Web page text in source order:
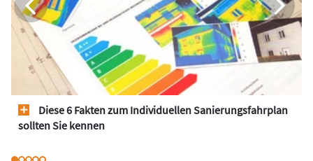
Diese 6 Fakten zum Individuellen Sanierungsfahrplan
sollten Sie kennen